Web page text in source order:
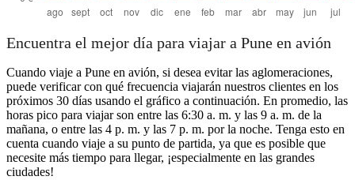
Encuentra el mejor día para viajar a Pune en avión
Cuando viaje a Pune en avión, si desea evitar las aglomeraciones,
puede verificar con qué frecuencia viajarán nuestros clientes en los
próximos 30 días usando el gráfico a continuación. En promedio, las
horas pico para viajar son entre las 6:30 a. m. y las 9 a. m. de la
mañana, o entre las 4 p. m. y las 7 p. m. por la noche. Tenga esto en
cuenta cuando viaje a su punto de partida, ya que es posible que
necesite más tiempo para llegar, ¡especialmente en las grandes
ciudades!